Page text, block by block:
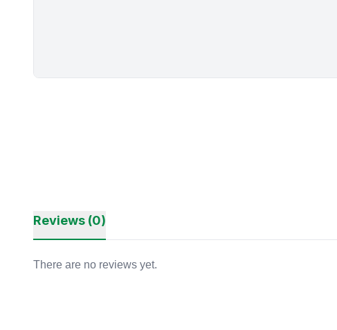
Reviews (0)
There are no reviews yet.